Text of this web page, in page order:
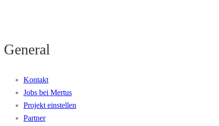
General
Kontakt
Jobs bei Mertus
Projekt einstellen
Partner